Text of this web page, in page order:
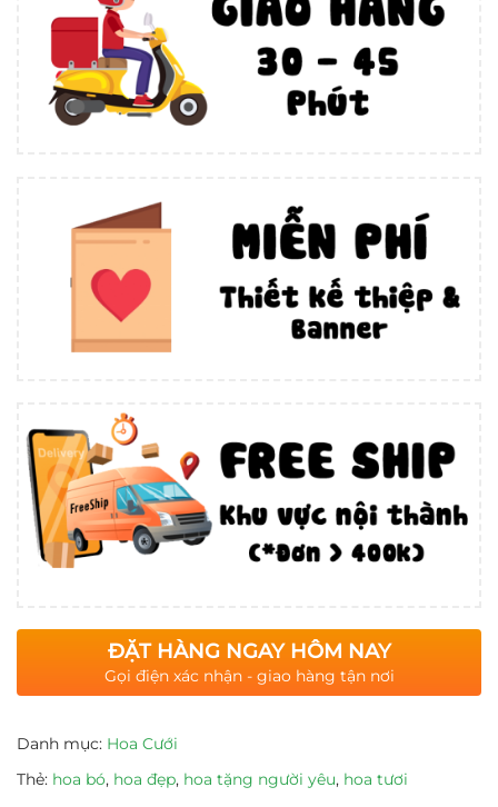
ĐẶT HÀNG NGAY HÔM NAY
Gọi điện xác nhận - giao hàng tận nơi
Danh mục: Hoa Cưới
Thẻ: hoa bó, hoa đẹp, hoa tặng người yêu, hoa tươi